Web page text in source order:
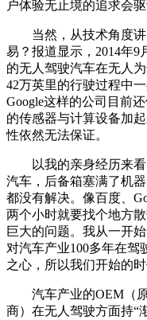
户体验无止境的追求会驱
当然，从技术角度讲
易？报道显示，2014年
的无人驾驶汽车在无人
42万英里的行驶过程中
Google这样的公司目前
的传感器与计算设备加
性依然无法保证。
以我的亲身经历来看
汽车，后备箱塞满了机
都没有解决。像百度、
两个小时就要找个地方
巨大的问题。我从一开
对汽车产业100多年在驾
之心，所以我们开始的
汽车产业的OEM（原
商）在无人驾驶方面持